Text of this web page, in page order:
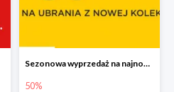
Sezonowa wyprzedaż na najnowszą kolekcję do -50%
50%